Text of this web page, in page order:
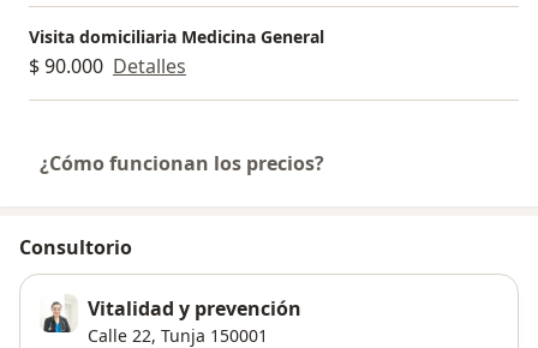
Visita domiciliaria Medicina General
$ 90.000 Detalles
¿Cómo funcionan los precios?
Consultorio
Vitalidad y prevención
Calle 22, Tunja 150001